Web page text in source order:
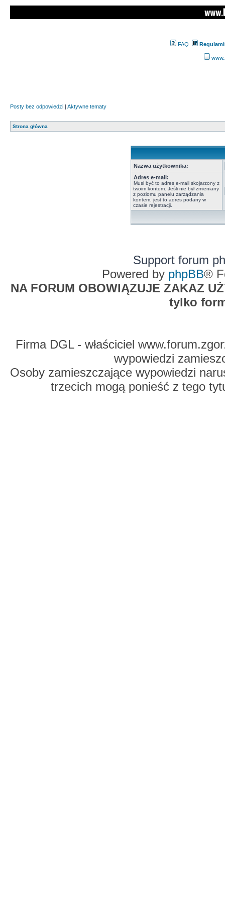
FAQ
Posty bez odpowiedzi | Aktywne tematy
Strona główna
Nazwa użytkownika:
Adres e-mail:
Musi być to adres e-mail skojarzony z
twoim kontem. Jeśli nie był zmieniany
z poziomu panelu zarządzania
kontem, jest to adres podany w
czasie rejestracji.
Support forum
Powered by phpBB®
NA FORUM OBOWIĄZUJE ZAKAZ
tylko
Firma DGL - właściciel
wypowiedzi
Osoby zamieszczające wypowiedzi
trzecich mogą ponieść z tego